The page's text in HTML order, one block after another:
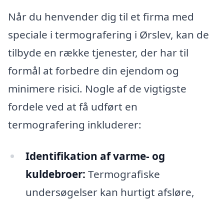
Når du henvender dig til et firma med
speciale i termografering i Ørslev, kan de
tilbyde en række tjenester, der har til
formål at forbedre din ejendom og
minimere risici. Nogle af de vigtigste
fordele ved at få udført en
termografering inkluderer:
Identifikation af varme- og
kuldebroer: Termografiske
undersøgelser kan hurtigt afsløre,